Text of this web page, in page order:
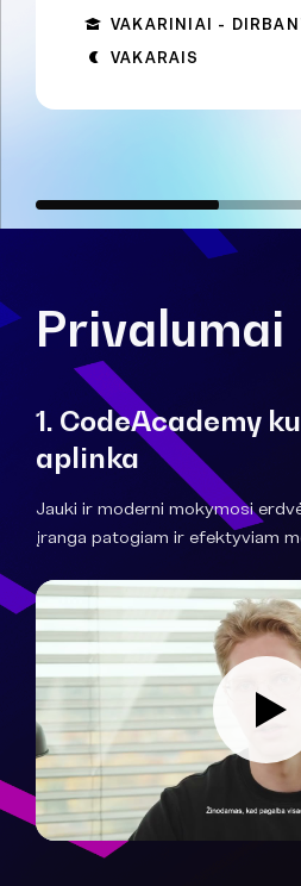
VAKARINIAI -
VAKARAIS
Privalumai
1. CodeAcademy
aplinka
Jauki ir moderni mokymosi
įranga patogiam ir efektyviam